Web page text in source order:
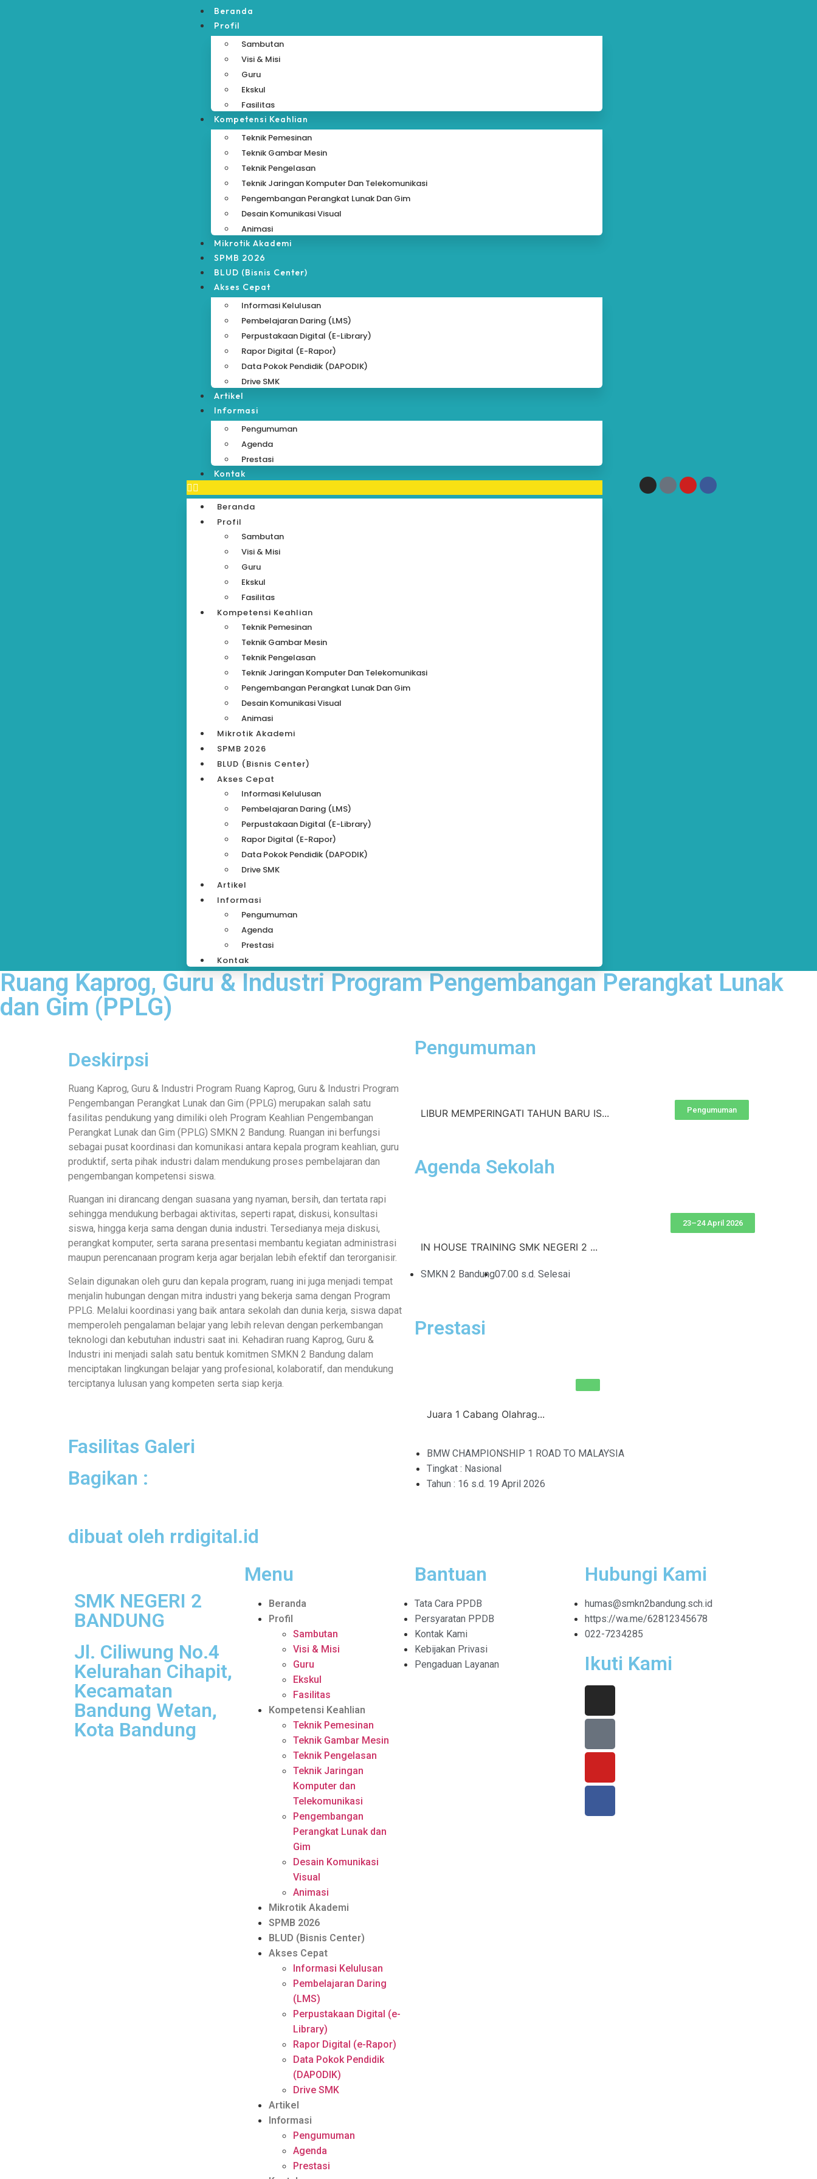
Beranda
Profil
Sambutan
Visi & Misi
Guru
Ekskul
Fasilitas
Kompetensi Keahlian
Teknik Pemesinan
Teknik Gambar Mesin
Teknik Pengelasan
Teknik Jaringan Komputer Dan Telekomunikasi
Pengembangan Perangkat Lunak Dan Gim
Desain Komunikasi Visual
Animasi
Mikrotik Akademi
SPMB 2026
BLUD (Bisnis Center)
Akses Cepat
Informasi Kelulusan
Pembelajaran Daring (LMS)
Perpustakaan Digital (e-Library)
Rapor Digital (e-Rapor)
Data Pokok Pendidik (DAPODIK)
Drive SMK
Artikel
Informasi
Pengumuman
Agenda
Prestasi
Kontak
Beranda
Profil
Sambutan
Visi & Misi
Guru
Ekskul
Fasilitas
Kompetensi Keahlian
Teknik Pemesinan
Teknik Gambar Mesin
Teknik Pengelasan
Teknik Jaringan Komputer Dan Telekomunikasi
Pengembangan Perangkat Lunak Dan Gim
Desain Komunikasi Visual
Animasi
Mikrotik Akademi
SPMB 2026
BLUD (Bisnis Center)
Akses Cepat
Informasi Kelulusan
Pembelajaran Daring (LMS)
Perpustakaan Digital (e-Library)
Rapor Digital (e-Rapor)
Data Pokok Pendidik (DAPODIK)
Drive SMK
Artikel
Informasi
Pengumuman
Agenda
Prestasi
Kontak
Ruang Kaprog, Guru & Industri Program Pengembangan Perangkat Lunak
dan Gim (PPLG)
Deskirpsi
Ruang Kaprog, Guru & Industri Program Ruang Kaprog, Guru & Industri Program
Pengembangan Perangkat Lunak dan Gim (PPLG) merupakan salah satu
fasilitas pendukung yang dimiliki oleh Program Keahlian Pengembangan
Perangkat Lunak dan Gim (PPLG) SMKN 2 Bandung. Ruangan ini berfungsi
sebagai pusat koordinasi dan komunikasi antara kepala program keahlian, guru
produktif, serta pihak industri dalam mendukung proses pembelajaran dan
pengembangan kompetensi siswa.
Ruangan ini dirancang dengan suasana yang nyaman, bersih, dan tertata rapi
sehingga mendukung berbagai aktivitas, seperti rapat, diskusi, konsultasi
siswa, hingga kerja sama dengan dunia industri. Tersedianya meja diskusi,
perangkat komputer, serta sarana presentasi membantu kegiatan administrasi
maupun perencanaan program kerja agar berjalan lebih efektif dan terorganisir.
Selain digunakan oleh guru dan kepala program, ruang ini juga menjadi tempat
menjalin hubungan dengan mitra industri yang bekerja sama dengan Program
PPLG. Melalui koordinasi yang baik antara sekolah dan dunia kerja, siswa dapat
memperoleh pengalaman belajar yang lebih relevan dengan perkembangan
teknologi dan kebutuhan industri saat ini. Kehadiran ruang Kaprog, Guru &
Industri ini menjadi salah satu bentuk komitmen SMKN 2 Bandung dalam
menciptakan lingkungan belajar yang profesional, kolaboratif, dan mendukung
terciptanya lulusan yang kompeten serta siap kerja.
Fasilitas Galeri
Bagikan :
Pengumuman
Pengumuman
LIBUR MEMPERINGATI TAHUN BARU IS...
Agenda Sekolah
23–24 April 2026
IN HOUSE TRAINING SMK NEGERI 2 ...
SMKN 2 Bandung07.00 s.d. Selesai
Prestasi
Juara 1 Cabang Olahrag...
BMW CHAMPIONSHIP 1 ROAD TO MALAYSIA
Tingkat : Nasional
Tahun : 16 s.d. 19 April 2026
dibuat oleh rrdigital.id
SMK NEGERI 2
BANDUNG
Jl. Ciliwung No.4
Kelurahan Cihapit,
Kecamatan
Bandung Wetan,
Kota Bandung
Menu
Beranda
Profil
Sambutan
Visi & Misi
Guru
Ekskul
Fasilitas
Kompetensi Keahlian
Teknik Pemesinan
Teknik Gambar Mesin
Teknik Pengelasan
Teknik Jaringan
Komputer dan
Telekomunikasi
Pengembangan
Perangkat Lunak dan
Gim
Desain Komunikasi
Visual
Animasi
Mikrotik Akademi
SPMB 2026
BLUD (Bisnis Center)
Akses Cepat
Informasi Kelulusan
Pembelajaran Daring
(LMS)
Perpustakaan Digital (e-
Library)
Rapor Digital (e-Rapor)
Data Pokok Pendidik
(DAPODIK)
Drive SMK
Artikel
Informasi
Pengumuman
Agenda
Prestasi
Bantuan
Tata Cara PPDB
Persyaratan PPDB
Kontak Kami
Kebijakan Privasi
Pengaduan Layanan
Hubungi Kami
humas@smkn2bandung.sch.id
https://wa.me/62812345678
022-7234285
Ikuti Kami